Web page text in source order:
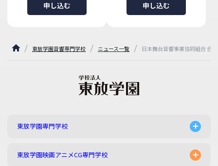
申し込む 申し込む
東放学園音響専門学校 ニュース一覧 日本舞台音響事業協同組合 合
東放学園専門学校
東放学園映画アニメCG専門学校